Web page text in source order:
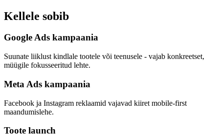
Kellele sobib
Google Ads kampaania
Suunate liiklust kindlale tootele või teenusele - vajab konkreetset,
müügile fokusseeritud lehte.
Meta Ads kampaania
Facebook ja Instagram reklaamid vajavad kiiret mobile-first
maandumislehe.
Toote launch